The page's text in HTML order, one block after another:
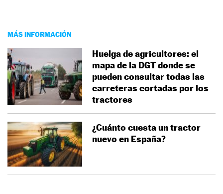
MÁS INFORMACIÓN
Huelga de agricultores: el
mapa de la DGT donde se
pueden consultar todas las
carreteras cortadas por los
tractores
¿Cuánto cuesta un tractor
nuevo en España?